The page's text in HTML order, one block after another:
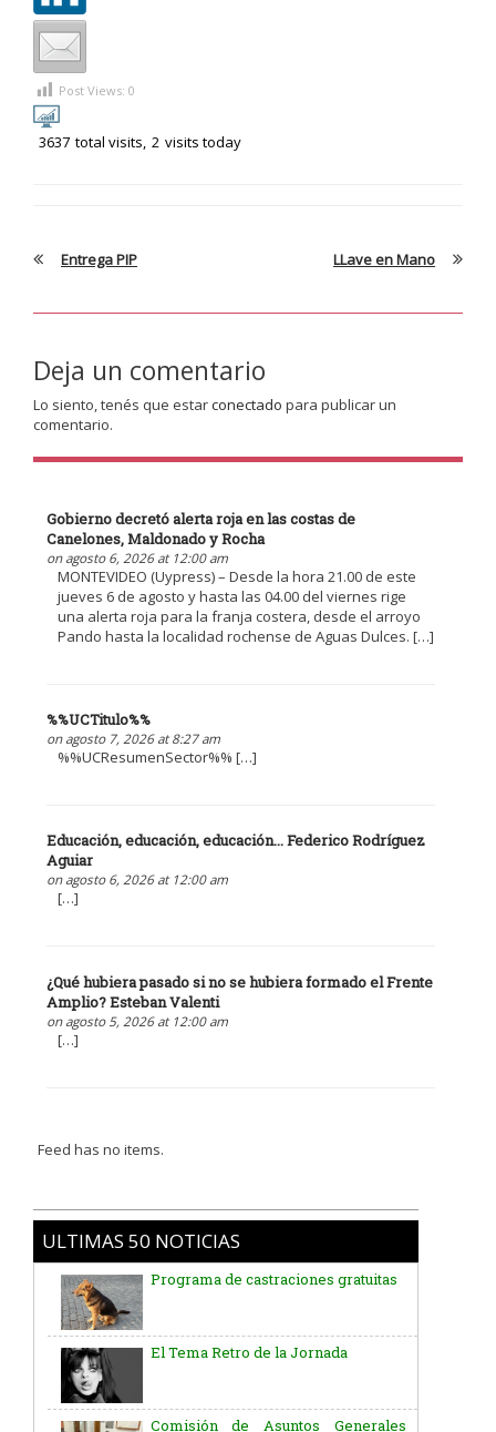
Post Views: 0
3637 total visits, 2 visits today
Entrega PIP LLave en Mano
Deja un comentario
Lo siento, tenés que estarconectado para publicar un
comentario.
Gobierno decretó alerta roja en las costas de
Canelones, Maldonado y Rocha
on agosto 6, 2026 at 12:00 am
MONTEVIDEO (Uypress) – Desde la hora 21.00 de este
jueves 6 de agosto y hasta las 04.00 del viernes rige
una alerta roja para la franja costera, desde el arroyo
Pando hasta la localidad rochense de Aguas Dulces. […]
%%UCTitulo%%
on agosto 7, 2026 at 8:27 am
%%UCResumenSector%% […]
Educación, educación, educación... Federico Rodríguez
Aguiar
on agosto 6, 2026 at 12:00 am
[…]
¿Qué hubiera pasado si no se hubiera formado el Frente
Amplio? Esteban Valenti
on agosto 5, 2026 at 12:00 am
[…]
Feed has no items.
ULTIMAS 50 NOTICIAS
Programa de castraciones gratuitas
El Tema Retro de la Jornada
Comisión de Asuntos Generales